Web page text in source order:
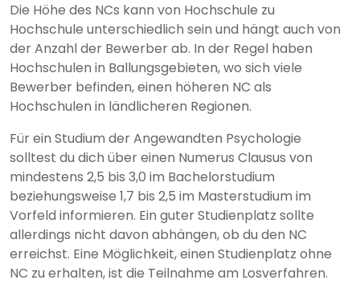
Die Höhe des NCs kann von Hochschule zu
Hochschule unterschiedlich sein und hängt auch von
der Anzahl der Bewerber ab. In der Regel haben
Hochschulen in Ballungsgebieten, wo sich viele
Bewerber befinden, einen höheren NC als
Hochschulen in ländlicheren Regionen.
Für ein Studium der Angewandten Psychologie
solltest du dich über einen Numerus Clausus von
mindestens 2,5 bis 3,0 im Bachelorstudium
beziehungsweise 1,7 bis 2,5 im Masterstudium im
Vorfeld informieren. Ein guter Studienplatz sollte
allerdings nicht davon abhängen, ob du den NC
erreichst. Eine Möglichkeit, einen Studienplatz ohne
NC zu erhalten, ist die Teilnahme am Losverfahren.